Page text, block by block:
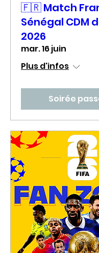
🇫🇷 Match
Sénégal CDM
2026
mar. 16 juin
Plus d'infos
Soirée